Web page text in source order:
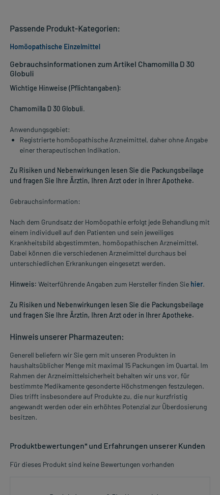
Gebrauchsinformationen zum Artikel Chamomilla D 30
Globuli
Wichtige Hinweise (Pflichtangaben):
Chamomilla D 30 Globuli.
Anwendungsgebiet:
Registrierte homöopathische Arzneimittel, daher ohne Angabe
einer therapeutischen Indikation.
Zu Risiken und Nebenwirkungen lesen Sie die Packungsbeilage
und fragen Sie Ihre Ärztin, Ihren Arzt oder in Ihrer Apotheke.
Gebrauchsinformation:
Nach dem Grundsatz der Homöopathie erfolgt jede Behandlung mit
einem individuell auf den Patienten und sein jeweiliges
Krankheitsbild abgestimmten, homöopathischen Arzneimittel.
Dabei können die verschiedenen Arzneimittel durchaus bei
unterschiedlichen Erkrankungen eingesetzt werden.
Hinweis: Weiterführende Angaben zum Hersteller finden Sie hier.
Zu Risiken und Nebenwirkungen lesen Sie die Packungsbeilage
und fragen Sie Ihre Ärztin, Ihren Arzt oder in Ihrer Apotheke.
Hinweis unserer Pharmazeuten:
Generell beliefern wir Sie gern mit unseren Produkten in
haushaltsüblicher Menge mit maximal 15 Packungen im Quartal. Im
Rahmen der Arzneimittelsicherheit behalten wir uns vor, für
bestimmte Medikamente gesonderte Höchstmengen festzulegen.
Dies trifft insbesondere auf Produkte zu, die nur kurzfristig
angewandt werden oder ein erhöhtes Potenzial zur Überdosierung
besitzen.
Produktbewertungen* und Erfahrungen unserer Kunden
Für dieses Produkt sind keine Bewertungen vorhanden
Passende Produkt-Kategorien:
Homöopathische Einzelmittel